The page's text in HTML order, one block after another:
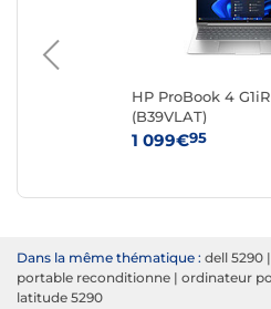
HP ProBook 4 G1iR
(B39VLAT)
1 099€95
Dans la même thématique : dell 5290 |
portable reconditionne | ordinateur
latitude 5290